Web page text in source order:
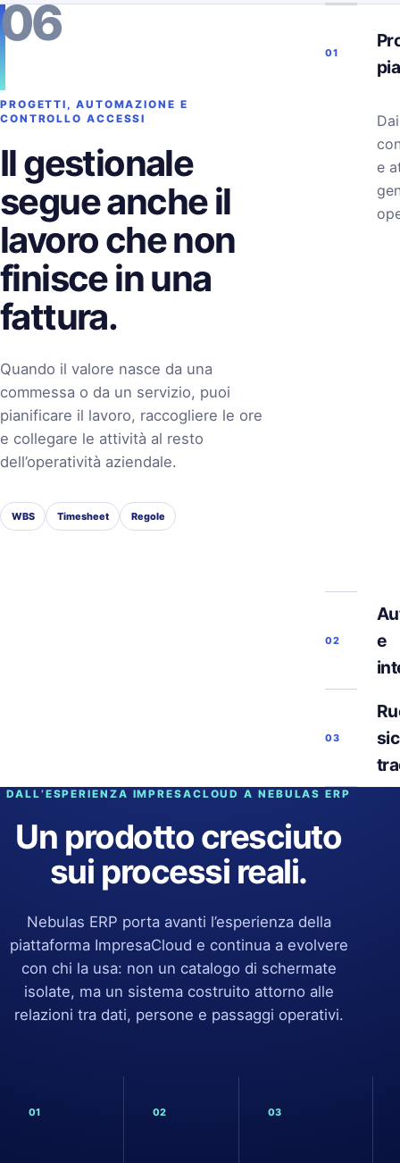
06
PROGETTI, AUTOMAZIONE E
CONTROLLO ACCESSI
Il gestionale
segue anche il
lavoro che non
finisce in una
fattura.
Quando il valore nasce da una
commessa o da un servizio, puoi
pianificare il lavoro, raccogliere le ore
e collegare le attività al resto
dell’operatività aziendale.
WBS Timesheet Regole
01
e
02
e
03
DALL’ESPERIENZA IMPRESACLOUD A NEBULAS ERP
Un prodotto cresciuto
sui processi reali.
Nebulas ERP porta avanti l’esperienza della
piattaforma ImpresaCloud e continua a evolvere
con chi la usa: non un catalogo di schermate
isolate, ma un sistema costruito attorno alle
relazioni tra dati, persone e passaggi operativi.
01 02 03